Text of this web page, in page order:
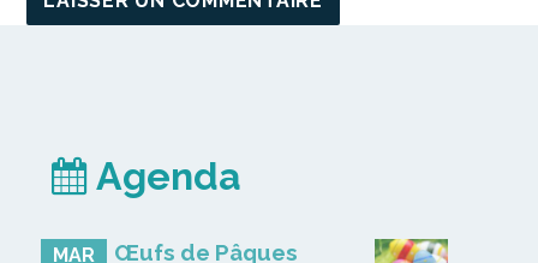
Agenda
MAR Œufs de Pâques